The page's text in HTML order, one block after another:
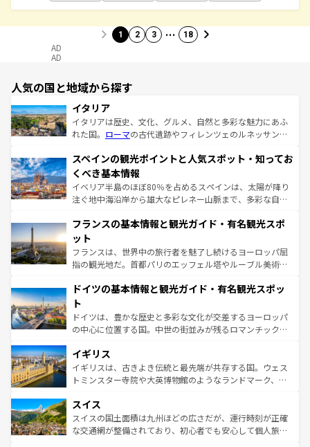
1 2 3 … 18
AD
AD
人気の国と地域から探す
イタリア
イタリアは歴史、文化、グルメ、自然と多彩な魅力にあふ
れた国。 ローマの古代遺跡やフィレンツェのルネッサンス
ろん、トスカーナの美しい田園風景やアマルフィ海岸の絶
景など、自然景観も見逃せない。観光の合間には、本場の
ピザやパスタなど、絶品のイタリア料理を堪能することも
できる。朝目覚めてから夜眠るまで、すべての瞬間を楽し
なお、新着のイタリア情報はコンテンツ一覧を参照してほ
しい。
スペインの観光ポイントと人気スポット・知ってお
くべき基本情報
イベリア半島のほぼ80％を占めるスペインは、太陽が降り
注ぐ地中海沿岸から雄大なピレネー山脈まで、多彩な自然
文化が根付くこの国では、情熱的なフラメンコ、熱気あふ
れる闘牛、そして美味しいタパスが生活の一部となってい
る。首都マドリードの洗練された雰囲気や、バルセロナの
アートに溢れた街角から、地方では古代ローマ遺跡や中世
せる。地方によって風土や気候が異なるスペインはその個
ンテンツ一覧 を参照してほしい。
フランスの基本情報と観光ガイド・有名観光スポ
ット
フランスは、世界中の旅行者を魅了し続けるヨーロッパ屈
指の観光地だ。首都パリのエッフェル塔やルーブル美術館
で、幅広い魅力が詰まっている。華麗な宮殿、歴史的な大
聖堂、美しいビーチ、そして豊かな自然が、訪れる者を心
から魅了する。また、フランスは美食の国としても知ら
れ、フランス料理はユネスコ無形文化遺産にも登録されて
香り高いラベンダー畑など、多彩な楽しみ方が可能だ。さ
らに、パリ以外の地域にも魅力が溢れており、どの街角に
も豊かな歴史と文化が息づいている。パリ以外の個性あふ
を参照してほしい。
ドイツの基本情報と観光ガイド・有名観光スポッ
ト
ドイツは、豊かな歴史と多彩な文化が交差するヨーロッパ
の中心に位置する国。中世の街並みが残るロマンチック街
顔を持つこの国は、どこを歩いても飽きることがない。ベ
ルリンの文化的活気、バイエルン州のアルプスの絶景、そ
してライン川沿いのワイン畑といった風景は必見。ビール
は、お酒好きな人にはぜひ体験してほしい。 なお、新着の
ドイツ情報はコンテンツ一覧を参照してほしい。
イギリス
イギリスは、古きよき伝統と最先端が共存する国。ウェス
トミンスター寺院や大英博物館のようなランドマーク、歴
リアごとに異なる魅力がある。また、優雅なアフタヌーン
ティー、ビール好きにはたまらない英国パブ、サッカー観
戦など、本場だからこそできる体験も豊富。イギリスを旅
スイス
スイスの国土面積は九州ほどの広さだが、運行時刻が正確
な交通網が整備されており、初心者でも安心して個人旅行